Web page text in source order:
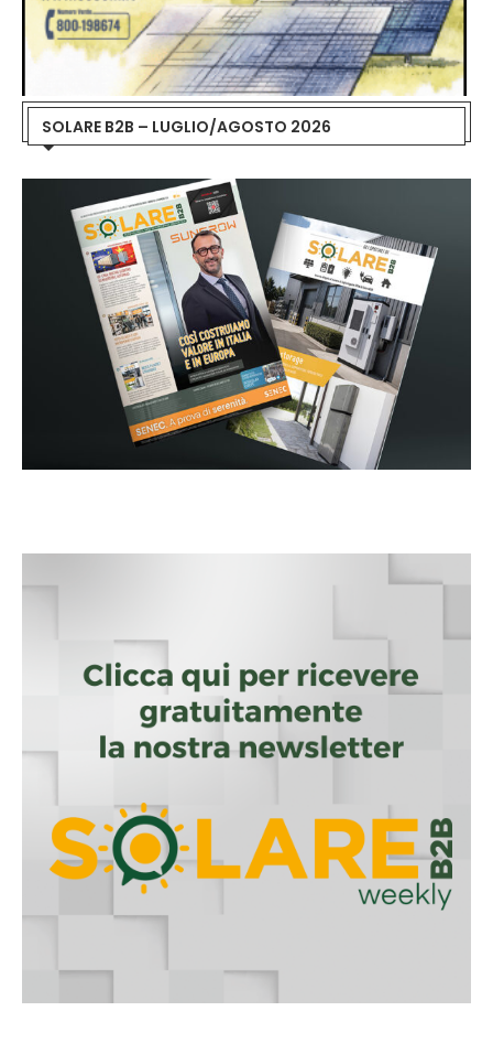
SOLARE B2B – LUGLIO/AGOSTO 2026